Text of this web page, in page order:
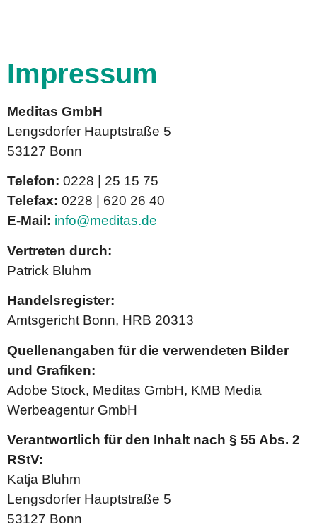
Impressum
Meditas GmbH
Lengsdorfer Hauptstraße 5
53127 Bonn
Telefon: 0228 | 25 15 75
Telefax: 0228 | 620 26 40
E-Mail: info@meditas.de
Vertreten durch:
Patrick Bluhm
Handelsregister:
Amtsgericht Bonn, HRB 20313
Quellenangaben für die verwendeten Bilder
und Grafiken:
Adobe Stock, Meditas GmbH, KMB Media
Werbeagentur GmbH
Verantwortlich für den Inhalt nach § 55 Abs. 2
RStV:
Katja Bluhm
Lengsdorfer Hauptstraße 5
53127 Bonn